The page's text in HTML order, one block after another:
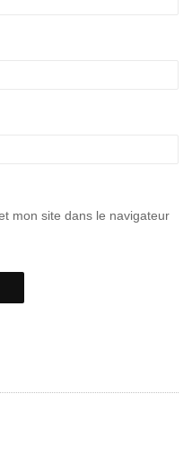
mon site dans le navigateur